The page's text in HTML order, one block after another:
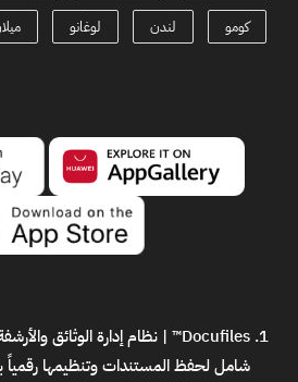
كومو لندن لوغانو
Docufiles™ | نظام إدارة الوثائق والأرشفة الإلكترونية المتكامل
شامل لحفظ المستندات وتنظيمها رقمياً